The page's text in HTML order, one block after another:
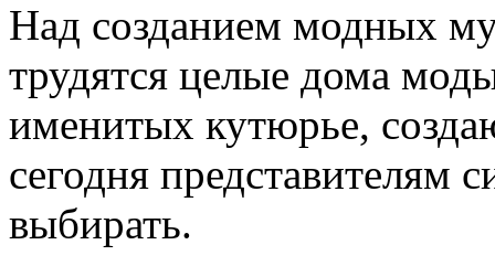
Над созданием модных
трудятся целые дома
именитых кутюрье,
сегодня представителям
выбирать.